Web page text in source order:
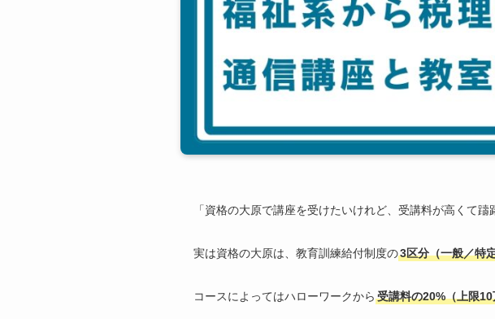
「資格の大原で講座を受けたいけれど、受講料が高くて
実は資格の大原は、教育訓練給付制度の3区分（一般／特
コースによってはハローワークから 受講料の20%（上限